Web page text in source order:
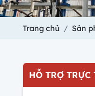
Trang chủ Sản
HỖ TRỢ TRỰC